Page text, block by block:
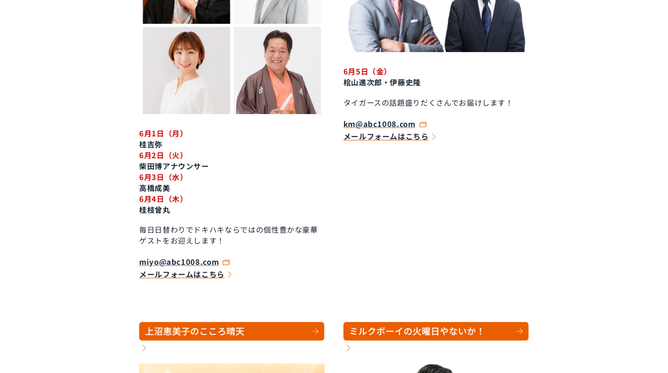
6月1日（月）
桂吉弥
6月2日（火）
柴田博アナウンサー
6月3日（水）
高橋成美
6月4日（木）
桂枝曾丸
毎日日替わりでドキハキならではの個性豊かな豪華
ゲストをお迎えします！
miyo@abc1008.com
メールフォームはこちら
6月5日（金）
桧山進次郎・伊藤史隆
タイガースの話題盛りだくさんでお届けします！
km@abc1008.com
メールフォームはこちら